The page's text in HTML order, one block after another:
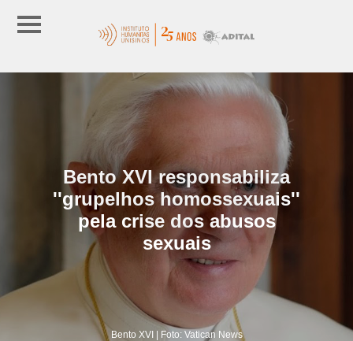
Bento XVI responsabiliza
''grupelhos homossexuais''
pela crise dos abusos
sexuais
Bento XVI | Foto: Vatican News